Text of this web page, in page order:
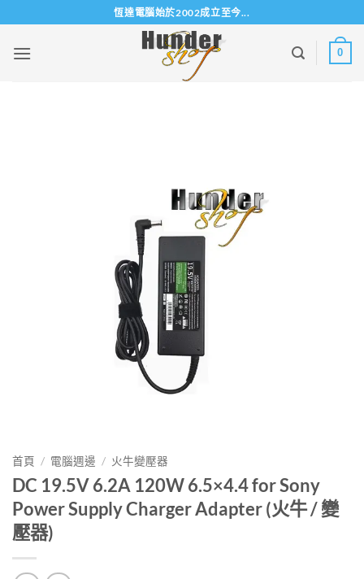
to
content
恆達電腦始於2002成立至今...
0
首頁 / 電腦週邊 / 火牛變壓器
DC 19.5V 6.2A 120W 6.5×4.4 for Sony
Power Supply Charger Adapter (火牛 / 變
壓器)